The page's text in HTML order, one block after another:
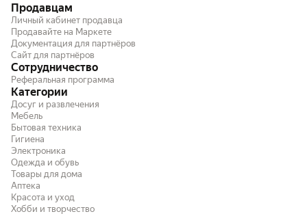
Продавцам
Личный кабинет продавца
Продавайте на Маркете
Документация для партнёров
Сайт для партнёров
Сотрудничество
Реферальная программа
Категории
Досуг и развлечения
Мебель
Бытовая техника
Гигиена
Электроника
Одежда и обувь
Товары для дома
Аптека
Красота и уход
Хобби и творчество